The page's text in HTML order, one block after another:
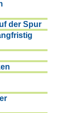
der Spur